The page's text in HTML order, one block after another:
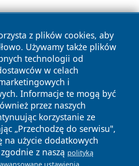
z plików cookies, aby
Używamy także plików
technologii od
w celach
i
Informacje te mogą być
przez naszych
korzystanie ze
„Przechodzę do serwisu",
na użycie dodatkowych
z naszą polityką
Wszystkie prawa
Polityka
Cookies